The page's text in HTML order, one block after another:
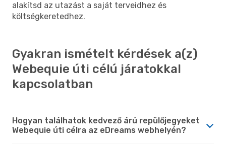
alakítsd az utazást a saját terveidhez és
költségkeretedhez.
Gyakran ismételt kérdések a(z)
Webequie úti célú járatokkal
kapcsolatban
Hogyan találhatok kedvező árú repülőjegyeket
Webequie úti célra az eDreams webhelyén?